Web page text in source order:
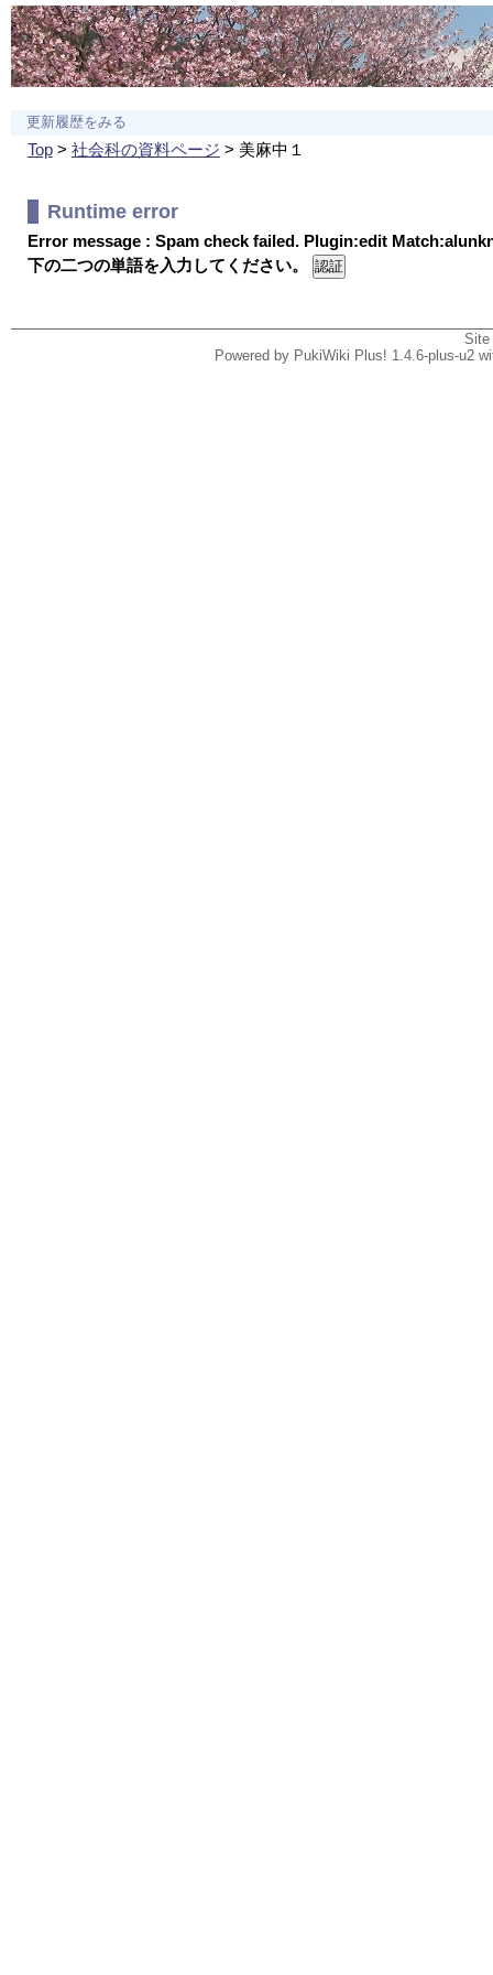
更新履歴をみる
Top> 社会科の資料ページ > 美麻中１
Runtime error
Error message : Spam check failed. Plugin:edit
下の二つの単語を入力してください。
Powered by PukiWiki Plus! 1.4.6-plus-u2